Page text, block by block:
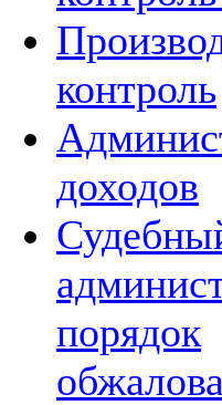
контроль
доходов
порядок